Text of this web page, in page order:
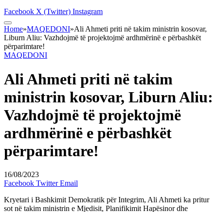
Facebook X (Twitter) Instagram
Home»MAQEDONI»Ali Ahmeti priti në takim ministrin kosovar,
Liburn Aliu: Vazhdojmë të projektojmë ardhmërinë e përbashkët
përparimtare!
MAQEDONI
Ali Ahmeti priti në takim
ministrin kosovar, Liburn Aliu:
Vazhdojmë të projektojmë
ardhmërinë e përbashkët
përparimtare!
16/08/2023
Facebook Twitter Email
Kryetari i Bashkimit Demokratik për Integrim, Ali Ahmeti ka pritur
sot në takim ministrin e Mjedisit, Planifikimit Hapësinor dhe